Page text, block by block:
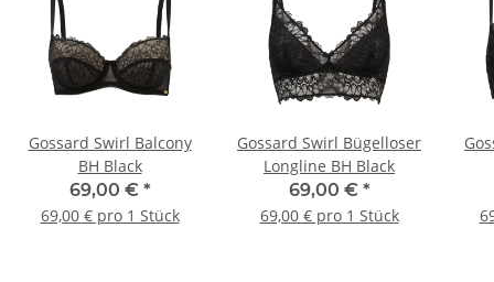
Gossard Swirl Balcony
BH Black
69,00 € *
69,00 € pro 1 Stück
Gossard Swirl Bügelloser
Longline BH Black
69,00 € *
69,00 € pro 1 Stück